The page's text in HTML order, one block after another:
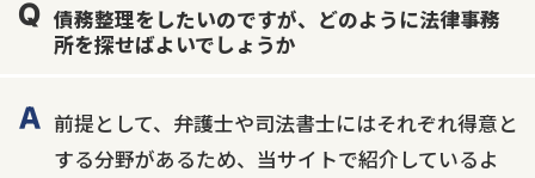
債務整理をしたいのですが、どのように法律事務
所を探せばよいでしょうか
前提として、弁護士や司法書士にはそれぞれ得意と
する分野があるため、当サイトで紹介しているよ